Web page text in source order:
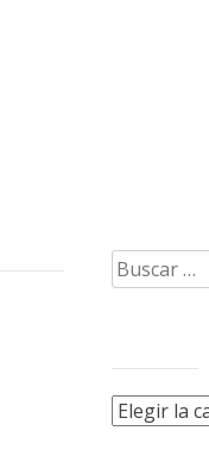
Buscar:
Categorías